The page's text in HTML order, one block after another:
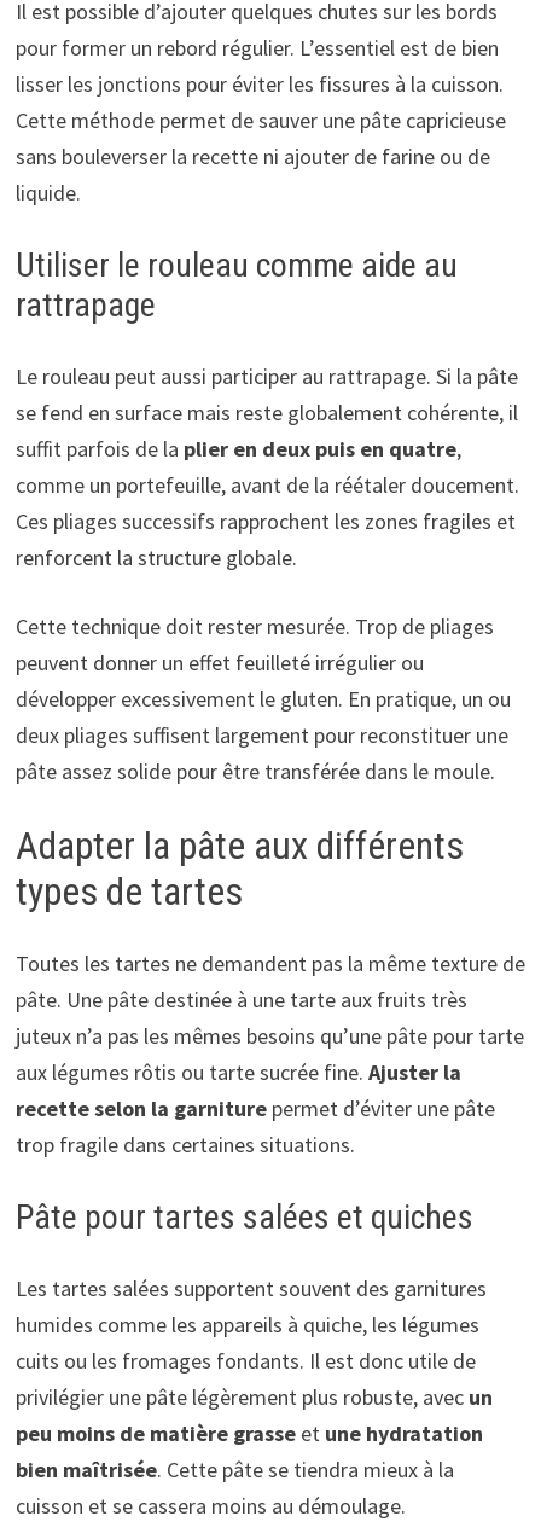
Il est possible d’ajouter quelques chutes sur les bords
pour former un rebord régulier. L’essentiel est de bien
lisser les jonctions pour éviter les fissures à la cuisson.
Cette méthode permet de sauver une pâte capricieuse
sans bouleverser la recette ni ajouter de farine ou de
liquide.
Utiliser le rouleau comme aide au
rattrapage
Le rouleau peut aussi participer au rattrapage. Si la pâte
se fend en surface mais reste globalement cohérente, il
suffit parfois de la plier en deux puis en quatre,
comme un portefeuille, avant de la réétaler doucement.
Ces pliages successifs rapprochent les zones fragiles et
renforcent la structure globale.
Cette technique doit rester mesurée. Trop de pliages
peuvent donner un effet feuilleté irrégulier ou
développer excessivement le gluten. En pratique, un ou
deux pliages suffisent largement pour reconstituer une
pâte assez solide pour être transférée dans le moule.
Adapter la pâte aux différents
types de tartes
Toutes les tartes ne demandent pas la même texture de
pâte. Une pâte destinée à une tarte aux fruits très
juteux n’a pas les mêmes besoins qu’une pâte pour tarte
aux légumes rôtis ou tarte sucrée fine. Ajuster la
recette selon la garniturepermet d’éviter une pâte
trop fragile dans certaines situations.
Pâte pour tartes salées et quiches
Les tartes salées supportent souvent des garnitures
humides comme les appareils à quiche, les légumes
cuits ou les fromages fondants. Il est donc utile de
privilégier une pâte légèrement plus robuste, avec un
peu moins de matière grasseet une hydratation
bien maîtrisée. Cette pâte se tiendra mieux à la
cuisson et se cassera moins au démoulage.